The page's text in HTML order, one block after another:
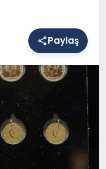
Paylaş